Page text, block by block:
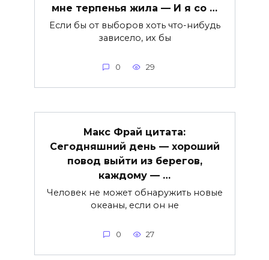
мне терпенья жила — И я со …
Если бы от выборов хоть что-нибудь
зависело, их бы
0 29
Макс Фрай цитата:
Сегодняшний день — хороший
повод выйти из берегов,
каждому — …
Человек не может обнаружить новые
океаны, если он не
0 27